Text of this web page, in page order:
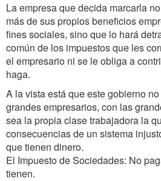
La empresa que decida marcarla
más de sus propios beneficios
fines sociales, sino que lo hará
común de los impuestos que les
el empresario ni se le obliga a
haga.
A la vista está que este gobierno
grandes empresarios, con las
sea la propia clase trabajadora la
consecuencias de un sistema
que tienen dinero.
El Impuesto de Sociedades: No
tienen.